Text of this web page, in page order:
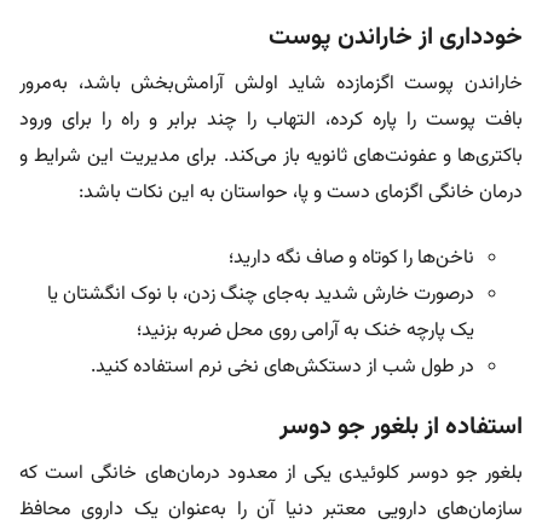
خودداری از خاراندن پوست
خاراندن پوست اگزمازده شاید اولش آرامش‌بخش باشد، به‌مرور
بافت پوست را پاره کرده، التهاب را چند برابر و راه را برای ورود
باکتری‌ها و عفونت‌های ثانویه باز می‌کند. برای مدیریت این شرایط و
درمان خانگی اگزمای دست و پا، حواستان به این نکات باشد:
ناخن‌ها را کوتاه و صاف نگه دارید؛
درصورت خارش شدید به‌جای چنگ زدن، با نوک انگشتان یا
یک پارچه خنک به آرامی روی محل ضربه بزنید؛
در طول شب از دستکش‌های نخی نرم استفاده کنید.
استفاده از بلغور جو دوسر
بلغور جو دوسر کلوئیدی یکی از معدود درمان‌های خانگی است که
سازمان‌های دارویی معتبر دنیا آن را به‌عنوان یک داروی محافظ